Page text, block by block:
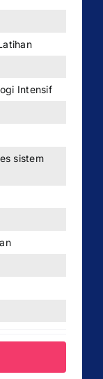
Intensif
sistem